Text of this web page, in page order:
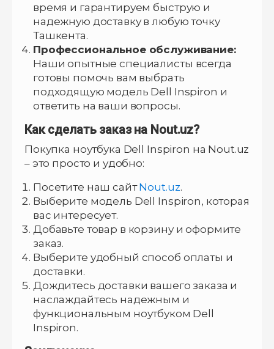
время и гарантируем быструю и
надежную доставку в любую точку
Ташкента.
Профессиональное обслуживание:
Наши опытные специалисты всегда
готовы помочь вам выбрать
подходящую модель Dell Inspiron и
ответить на ваши вопросы.
Как сделать заказ на Nout.uz?
Покупка ноутбука Dell Inspiron на Nout.uz
– это просто и удобно:
Посетите наш сайтNout.uz.
Выберите модель Dell Inspiron, которая
вас интересует.
Добавьте товар в корзину и оформите
заказ.
Выберите удобный способ оплаты и
доставки.
Дождитесь доставки вашего заказа и
наслаждайтесь надежным и
функциональным ноутбуком Dell
Inspiron.